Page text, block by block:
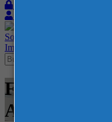
Sobre
Imprensa
Feiras -
Agrícola